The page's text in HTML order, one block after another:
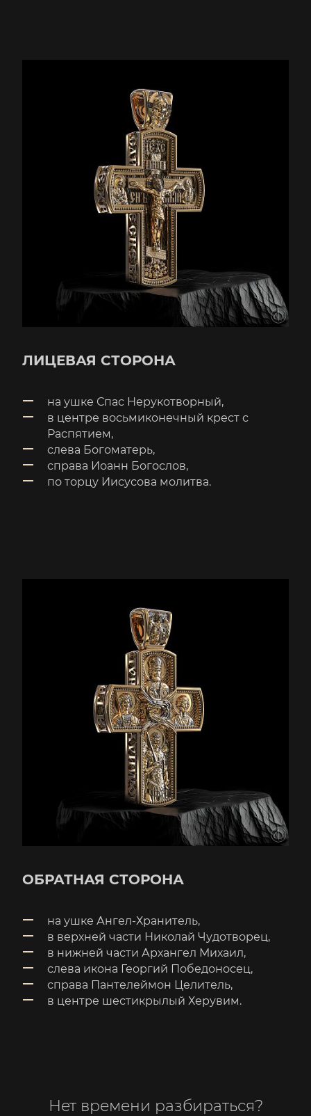
ЛИЦЕВАЯ СТОРОНА
на ушке Спас Нерукотворный,
в центре восьмиконечный крест с
Распятием,
слева Богоматерь,
справа Иоанн Богослов,
по торцу Иисусова молитва.
ОБРАТНАЯ СТОРОНА
на ушке Ангел-Хранитель,
в верхней части Николай Чудотворец,
в нижней части Архангел Михаил,
слева икона Георгий Победоносец,
справа Пантелеймон Целитель,
в центре шестикрылый Херувим.
Нет времени разбираться?